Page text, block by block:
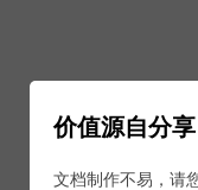
价值源自分享
文档制作不易，请